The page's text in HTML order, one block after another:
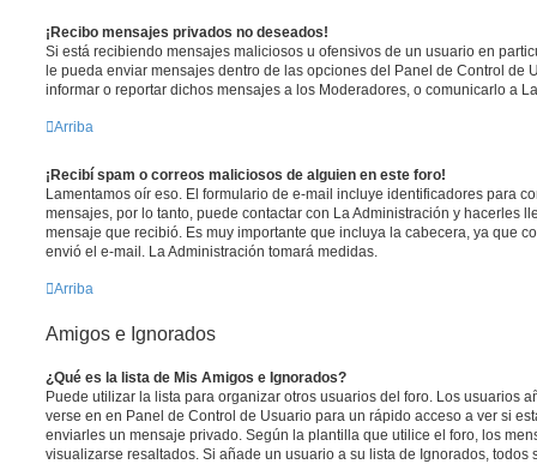
¡Recibo mensajes privados no deseados!
Si está recibiendo mensajes maliciosos u ofensivos de un usuario en
le pueda enviar mensajes dentro de las opciones del Panel de Control de
informar o reportar dichos mensajes a los Moderadores, o comunicarlo a
Arriba
¡Recibí spam o correos maliciosos de alguien en este foro!
Lamentamos oír eso. El formulario de e-mail incluye identificadores para
mensajes, por lo tanto, puede contactar con La Administración y hacerles
mensaje que recibió. Es muy importante que incluya la cabecera, ya que
envió el e-mail. La Administración tomará medidas.
Arriba
Amigos e Ignorados
¿Qué es la lista de Mis Amigos e Ignorados?
Puede utilizar la lista para organizar otros usuarios del foro. Los usuarios
verse en en Panel de Control de Usuario para un rápido acceso a ver si
enviarles un mensaje privado. Según la plantilla que utilice el foro, los
visualizarse resaltados. Si añade un usuario a su lista de Ignorados, todos